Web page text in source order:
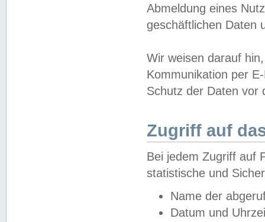
Abmeldung eines
geschäftlichen Daten
Wir weisen darauf
Kommunikation per
Schutz der Daten vor
Zugriff auf
Bei jedem Zugriff auf
statistische und
Name der
Datum und